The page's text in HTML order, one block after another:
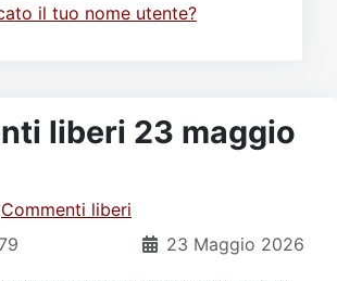
il tuo nome utente?
liberi 23 maggio
Commenti liberi
23 Maggio 2026